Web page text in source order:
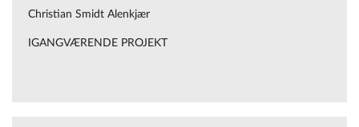
Christian Smidt Alenkjær
IGANGVÆRENDE PROJEKT